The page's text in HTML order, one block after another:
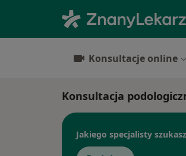
Konsultacje online
Konsultacja
Jakiego specjalisty